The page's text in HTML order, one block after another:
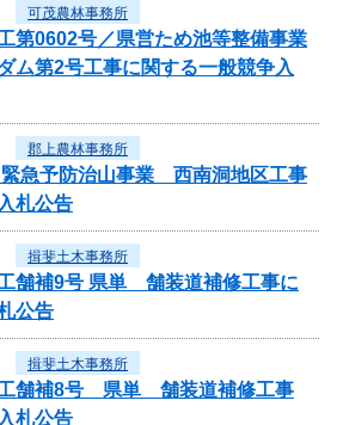
可茂農林事務所
第0602号／県営ため池等整備事業
ム第2号工事に関する一般競争入
郡上農林事務所
緊急予防治山事業 西南洞地区工事
札公告
揖斐土木事務所
工舗補9号 県単 舗装道補修工事に
公告
揖斐土木事務所
工舗補8号 県単 舗装道補修工事
札公告